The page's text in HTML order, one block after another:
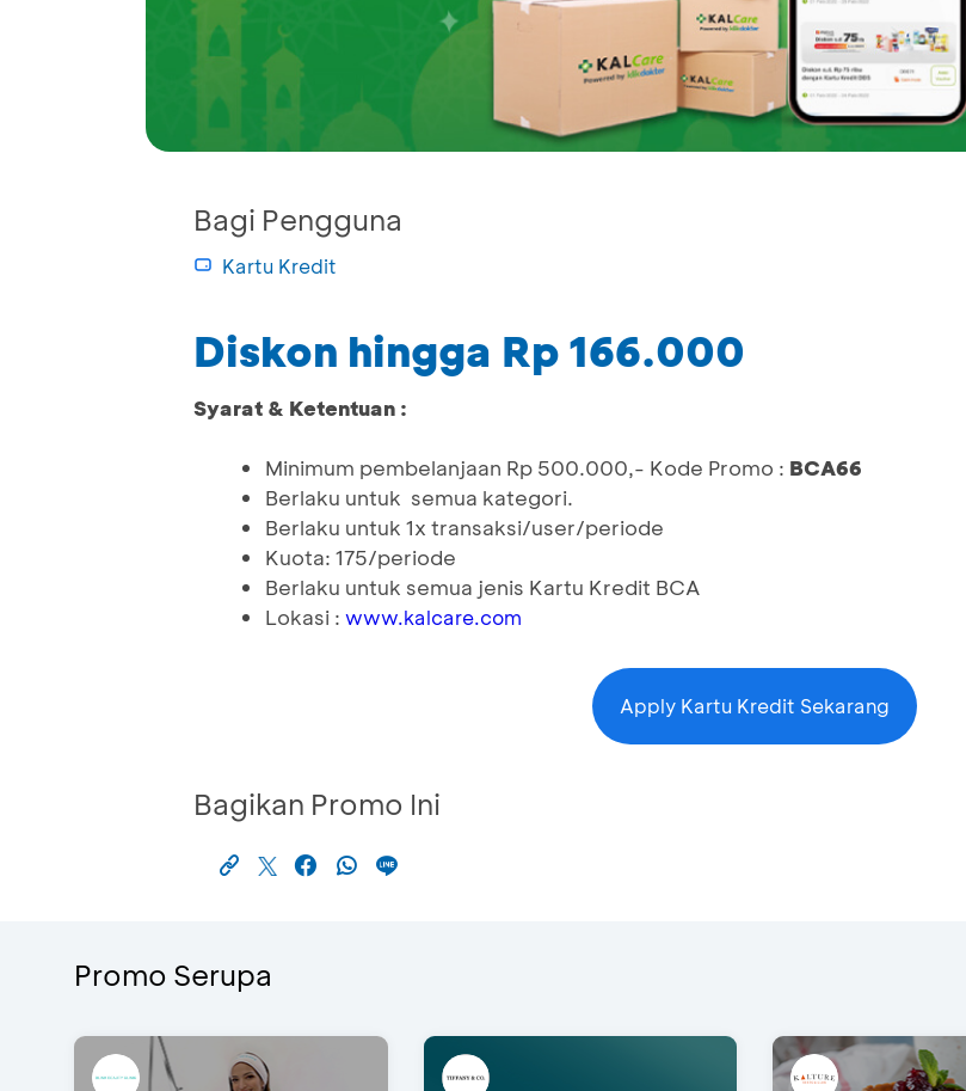
Bagi Pengguna
Kartu Kredit
Diskon hingga Rp 166.000
Syarat & Ketentuan :
Minimum pembelanjaan Rp 500.000,- Kode Promo : BCA66
Berlaku untuk semua kategori.
Berlaku untuk 1x transaksi/user/periode
Kuota: 175/periode
Berlaku untuk semua jenis Kartu Kredit BCA
Lokasi : www.kalcare.com
Apply Kartu Kredit Sekarang
Bagikan Promo Ini
Promo Serupa